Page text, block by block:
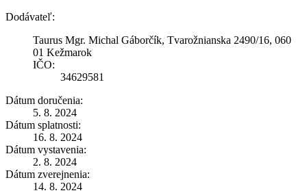
Dodávateľ:
Taurus Mgr. Michal Gáborčík, Tvarožnianska 2490/16, 060
01 Kežmarok
IČO:
34629581
Dátum doručenia:
5. 8. 2024
Dátum splatnosti:
16. 8. 2024
Dátum vystavenia:
2. 8. 2024
Dátum zverejnenia:
14. 8. 2024